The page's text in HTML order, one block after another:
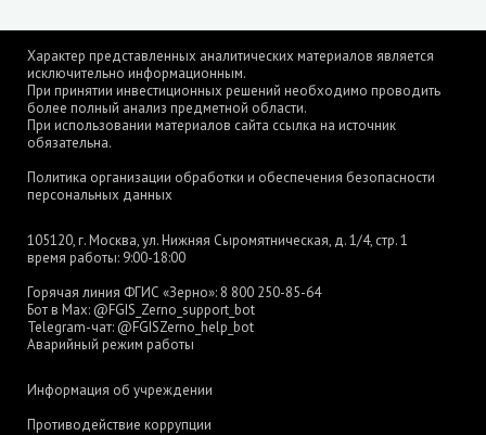
Характер представленных аналитических материалов является
исключительно информационным.
При принятии инвестиционных решений необходимо проводить
более полный анализ предметной области.
При использовании материалов сайта ссылка на источник
обязательна.
Политика организации обработки и обеспечения безопасности
персональных данных
105120, г. Москва, ул. Нижняя Сыромятническая, д. 1/4, стр. 1
время работы: 9:00-18:00
Горячая линия ФГИС «Зерно»: 8 800 250-85-64
Бот в Max: @FGIS_Zerno_support_bot
Telegram-чат: @FGISZerno_help_bot
Аварийный режим работы
Информация об учреждении
Противодействие коррупции